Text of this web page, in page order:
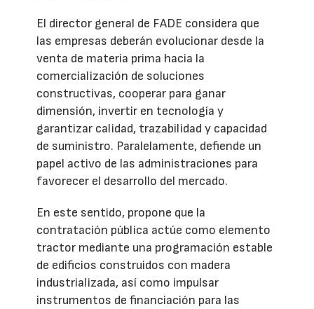
El director general de FADE considera que
las empresas deberán evolucionar desde la
venta de materia prima hacia la
comercialización de soluciones
constructivas, cooperar para ganar
dimensión, invertir en tecnología y
garantizar calidad, trazabilidad y capacidad
de suministro. Paralelamente, defiende un
papel activo de las administraciones para
favorecer el desarrollo del mercado.
En este sentido, propone que la
contratación pública actúe como elemento
tractor mediante una programación estable
de edificios construidos con madera
industrializada, así como impulsar
instrumentos de financiación para las